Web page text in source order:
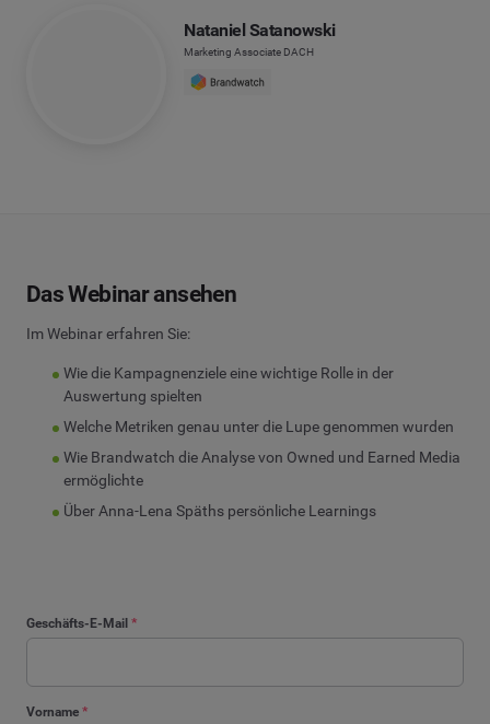
Nataniel Satanowski
Marketing Associate DACH
Geschäfts-E-Mail *
Vorname *
Das Webinar ansehen
Im Webinar erfahren Sie:
Wie die Kampagnenziele eine wichtige Rolle in der
Auswertung spielten
Welche Metriken genau unter die Lupe genommen wurden
Wie Brandwatch die Analyse von Owned und Earned Media
ermöglichte
Über Anna-Lena Späths persönliche Learnings